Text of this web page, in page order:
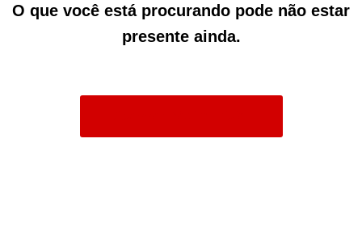
O que você está procurando pode não estar
presente ainda.